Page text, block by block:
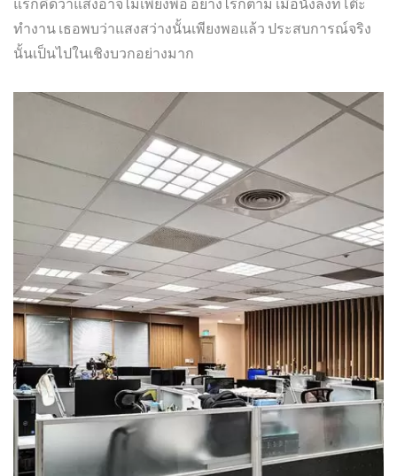
ทำงาน เธอพบว่าแสงสว่างนั้นเพียงพอแล้ว ประสบการณ์จริง
นั้นเป็นไปในเชิงบวกอย่างมาก